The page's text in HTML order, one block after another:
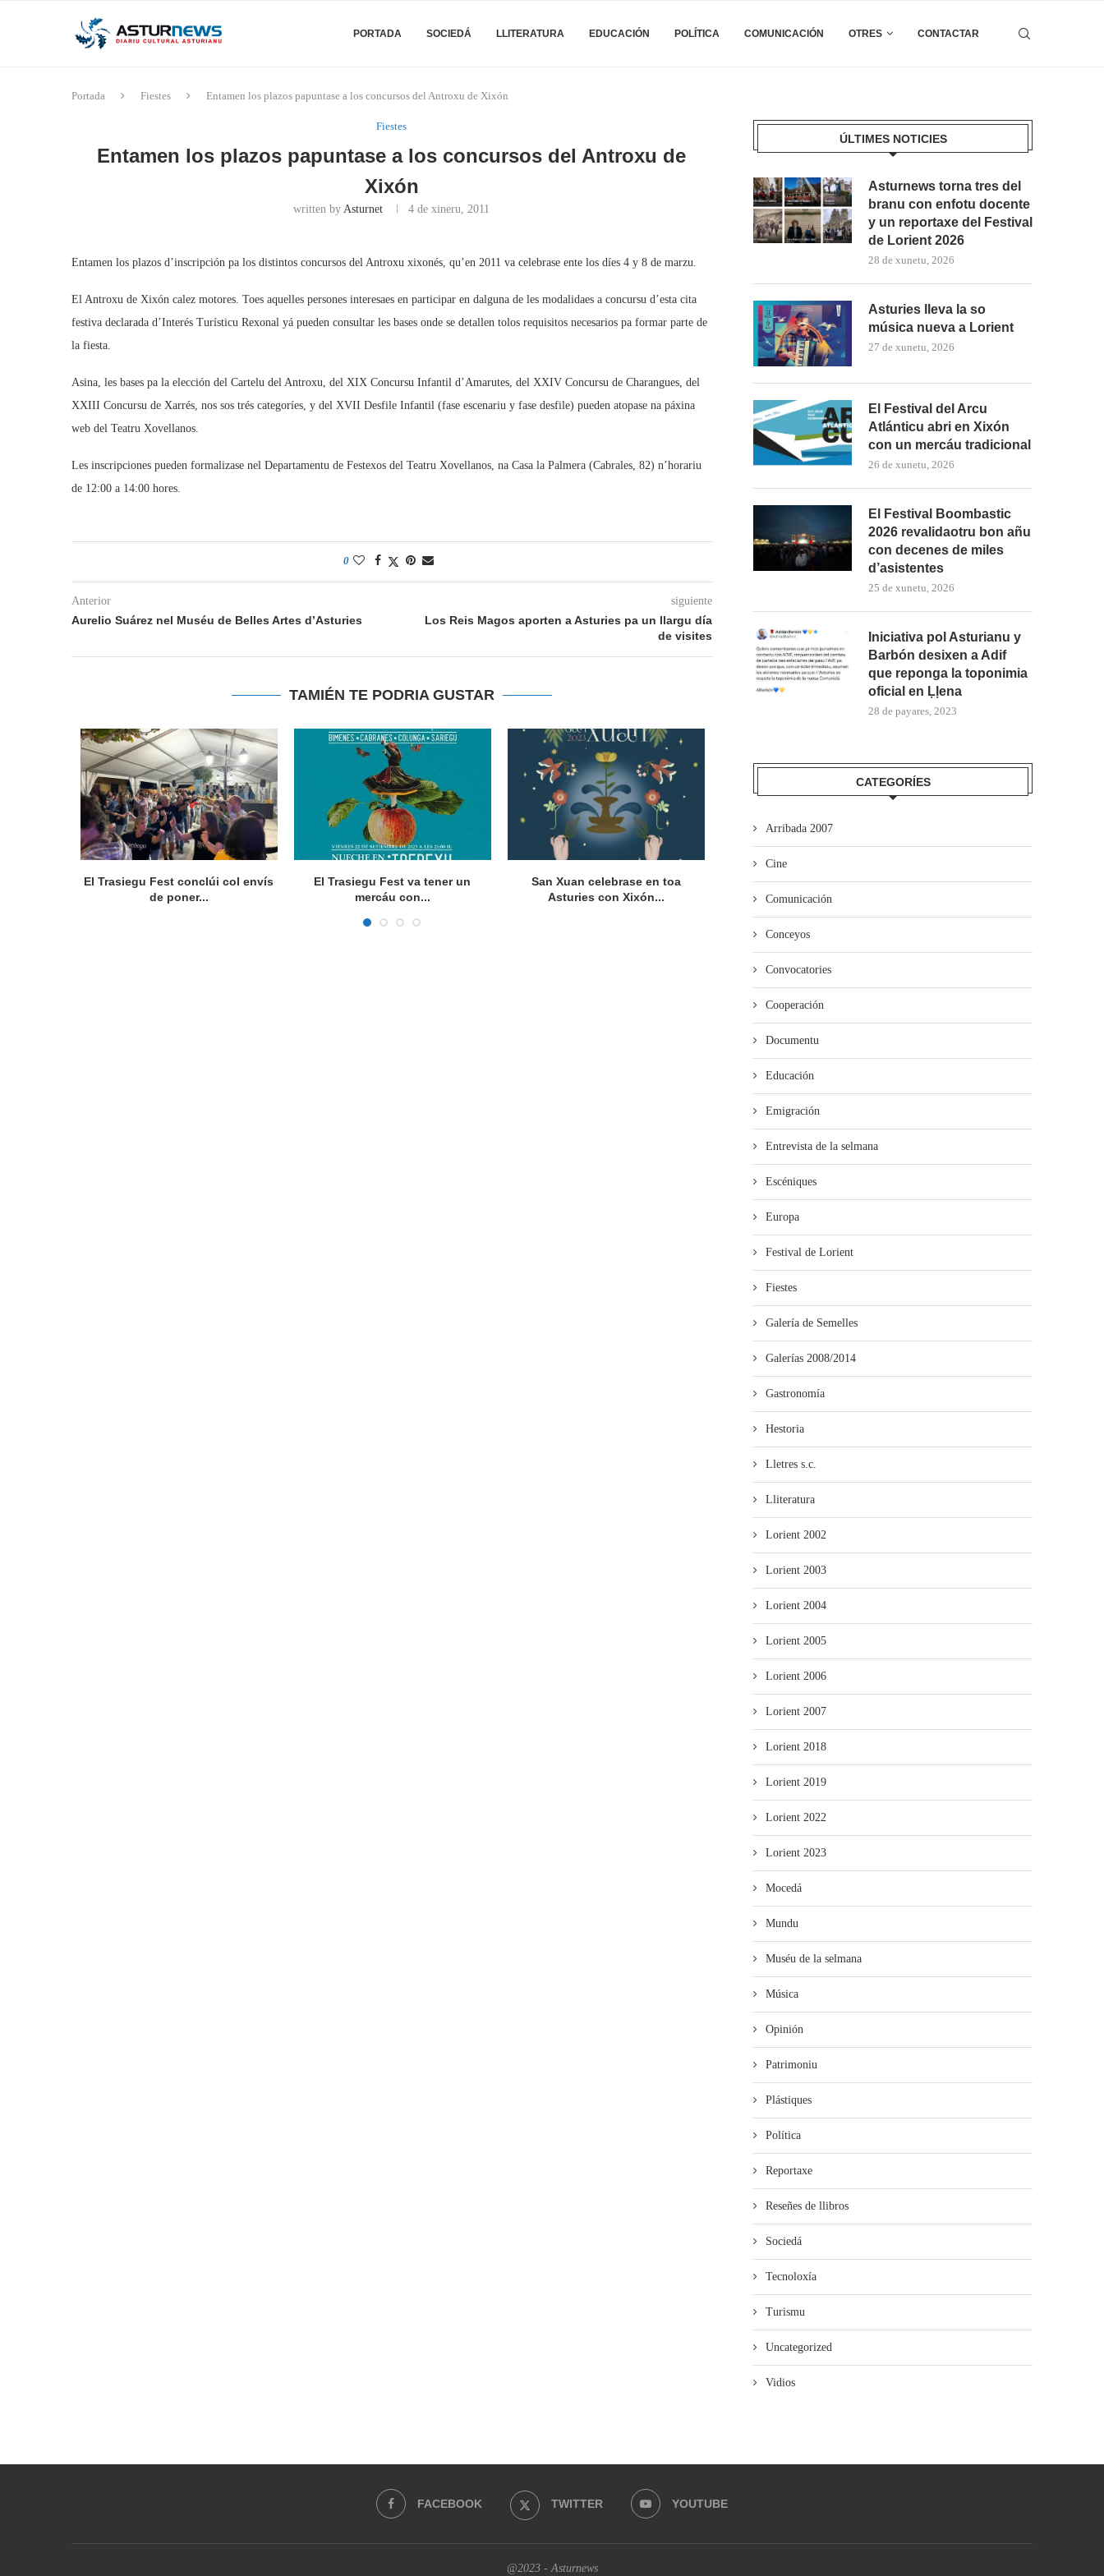
PORTADA SOCIEDÁ LLITERATURA EDUCACIÓN POLÍTICA COMUNICACIÓN OTRES CONTACTAR
Portada Fiestes Entamen los plazos papuntase a los concursos del Antroxu de Xixón
Fiestes
Entamen los plazos papuntase a los concursos del Antroxu de
Xixón
written byAsturnet 4 de xineru, 2011
Entamen los plazos d’inscripción pa los distintos concursos del Antroxu xixonés, qu’en 2011 va celebrase ente los díes 4 y 8 de marzu.
El Antroxu de Xixón calez motores. Toes aquelles persones interesaes en participar en dalguna de les modalidaes a concursu d’esta cita
festiva declarada d’Interés Turísticu Rexonal yá pueden consultar les bases onde se detallen tolos requisitos necesarios pa formar parte de
la fiesta.
Asina, les bases pa la elección del Cartelu del Antroxu, del XIX Concursu Infantil d’Amarutes, del XXIV Concursu de Charangues, del
XXIII Concursu de Xarrés, nos sos trés categoríes, y del XVII Desfile Infantil (fase escenariu y fase desfile) pueden atopase na páxina
web del Teatru Xovellanos.
Les inscripciones pueden formalizase nel Departamentu de Festexos del Teatru Xovellanos, na Casa la Palmera (Cabrales, 82) n’horariu
de 12:00 a 14:00 hores.
0
Anterior
Aurelio Suárez nel Muséu de Belles Artes d’Asturies
siguiente
Los Reis Magos aporten a Asturies pa un llargu día
de visites
TAMIÉN TE PODRIA GUSTAR
El Trasiegu Fest conclúi col envís
de poner...
El Trasiegu Fest va tener un
mercáu con...
San Xuan celebrase en toa
Asturies con Xixón...
Vuelven los Taragaños del Cofrade
a Uviéu
‘Güei sálese’ diseña una
ÚLTIMES NOTICIES
Asturnews torna tres del
branu con enfotu docente
y un reportaxe del Festival
de Lorient 2026
28 de xunetu, 2026
Asturies lleva la so
música nueva a Lorient
27 de xunetu, 2026
El Festival del Arcu
Atlánticu abri en Xixón
con un mercáu tradicional
26 de xunetu, 2026
El Festival Boombastic
2026 revalidaotru bon añu
con decenes de miles
d’asistentes
25 de xunetu, 2026
Iniciativa pol Asturianu y
Barbón desixen a Adif
que reponga la toponimia
oficial en Ḷḷena
28 de payares, 2023
CATEGORÍES
Arribada 2007
Cine
Comunicación
Conceyos
Convocatories
Cooperación
Documentu
Educación
Emigración
Entrevista de la selmana
Escéniques
Europa
Festival de Lorient
Fiestes
Galería de Semelles
Galerías 2008/2014
Gastronomía
Hestoria
Lletres s.c.
Lliteratura
Lorient 2002
Lorient 2003
Lorient 2004
Lorient 2005
Lorient 2006
Lorient 2007
Lorient 2018
Lorient 2019
Lorient 2022
Lorient 2023
Mocedá
Mundu
Muséu de la selmana
Música
Opinión
Patrimoniu
Plástiques
Política
Reportaxe
Reseñes de llibros
Sociedá
Tecnoloxía
Turismu
Uncategorized
Vidios
FACEBOOK TWITTER YOUTUBE
@2023 - Asturnews